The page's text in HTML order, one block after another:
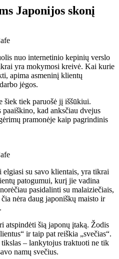
Japonijos skonį
nuo internetinio kepinių verslo
yra mokymosi kreivė. Kai kurie
apima asmeninį klientų
jėgos.
šiek tiek paruošė jį iššūkiui.
paaiškino, kad anksčiau dvejus
pramonėje kaip pagrindinis
su savo klientais, yra tikrai
patogumui, kurį jie vadina
pasidalinti su malaiziečiais,
nėra daug japoniškų maisto ir
atspindėti šią japonų įtaką. Žodis
ir taip pat reiškia „svečias“.
– lankytojus traktuoti ne tik
namų svečius.